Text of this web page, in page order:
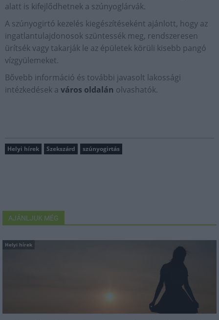
alatt is kifejlődhetnek a szúnyoglárvák.
A szúnyogirtó kezelés kiegészítéseként ajánlott, hogy az
ingatlantulajdonosok szüntessék meg, rendszeresen
ürítsék vagy takarják le az épületek körüli kisebb pangó
vízgyülemeket.
Bővebb információ és további javasolt lakossági
intézkedések a város oldalán olvashatók.
Helyi hírek Szekszárd szúnyogirtás
AJÁNLJUK MÉG
Helyi hírek